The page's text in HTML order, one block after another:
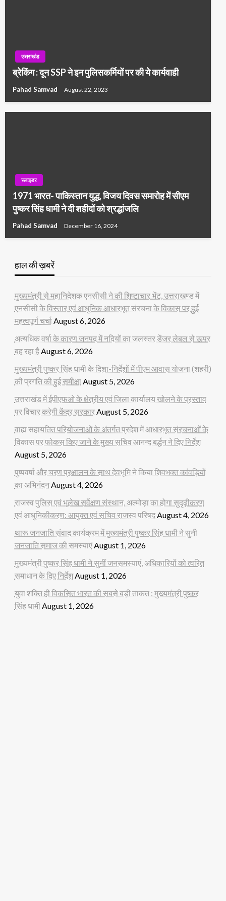
उत्तराखंड
ब्रेकिंग : दून SSP ने इन पुलिसकर्मियों पर की ये कार्यवाही
Pahad Samvad August 22, 2023
स्लाइडर
1971 भारत- पाकिस्तान युद्ध, विजय दिवस समारोह में सीएम
पुष्कर सिंह धामी ने दी शहीदों को श्रद्धांजलि
Pahad Samvad December 16, 2024
हाल की ख़बरें
मुख्यमंत्री से महानिदेशक एनसीसी ने की शिष्टाचार भेंट, उत्तराखण्ड में
एनसीसी के विस्तार एवं आधुनिक आधारभूत संरचना के विकास पर हुई
महत्वपूर्ण चर्चाAugust 6, 2026
अत्यधिक वर्षा के कारण जनपद में नदियों का जलस्तर डेंजर लेबल से ऊपर
बह रहा हैAugust 6, 2026
मुख्यमंत्री पुष्कर सिंह धामी के दिशा-निर्देशों में पीएम आवास योजना (शहरी)
की प्रगति की हुई समीक्षाAugust 5, 2026
उत्तराखंड में ईपीएफओ के क्षेत्रीय एवं जिला कार्यालय खोलने के प्रस्ताव
पर विचार करेगी केंद्र सरकारAugust 5, 2026
वाह्य सहायतित परियोजनाओं के अंतर्गत प्रदेश में आधारभूत संरचनाओं के
विकास पर फोकस किए जाने के मुख्य सचिव आनन्द बर्द्धन ने दिए निर्देश
August 5, 2026
पुष्पवर्षा और चरण प्रक्षालन के साथ देवभूमि ने किया शिवभक्त कांवड़ियों
का अभिनंदनAugust 4, 2026
राजस्व पुलिस एवं भूलेख सर्वेक्षण संस्थान, अल्मोड़ा का होगा सुदृढ़ीकरण
एवं आधुनिकीकरण: आयुक्त एवं सचिव राजस्व परिषदAugust 4, 2026
थारू जनजाति संवाद कार्यक्रम में मुख्यमंत्री पुष्कर सिंह धामी ने सुनी
जनजाति समाज की समस्याएंAugust 1, 2026
मुख्यमंत्री पुष्कर सिंह धामी ने सुनीं जनसमस्याएं, अधिकारियों को त्वरित
समाधान के दिए निर्देशAugust 1, 2026
युवा शक्ति ही विकसित भारत की सबसे बड़ी ताकत : मुख्यमंत्री पुष्कर
सिंह धामीAugust 1, 2026